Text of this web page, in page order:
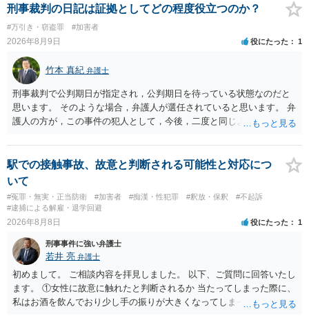
のですが，現認時に警察が臨場できる場合以外は，基本的に犯人性を
特定することができません。もちろん，常習性が顕著で，既に前科を
有していて警察に把握されていれば別ですが，そのような方は，この
ような場所に質問を掲げてくることはありません。心配・不安になる
ことはよくわかるのですが，心配・不安を感じている方は，警察に把
握されていることがありませんので，犯人性が特定されることはあり
ません。したがって，自分が犯人であるとされることはないのです。
ですから，相談者の場合は，大丈夫です。安心してください。それで
は，①～③に答えます。 ①について 腕の動き，女性への向かい方をみ
れば，酔っていて偶然の出来事か，意図的に偶然を装うように触った
のかは，わかります。触る瞬間ではなくて，触るまでの状況の方が重
要です。酔っていてふらついていたのであれば，そのときだけふらつ
いているわけではありません。腕の振り方も，そのときだけ偶然大き
くなるわけではありません。ですから，本件では，意図的だと疑われ
ることはないと思います。その雰囲気は，当たってしまった女性にも
伝わっていたのでしょう。ですから大丈夫です。なお，故意は，主観
面の話なので，防犯カメラの映像で決められることはありません。本
人の話（故意を否認する話）が実際の状況と矛盾しないかだけの話で
す。 ②について 犯人性が特定できませんから，逮捕や呼出の可能性は
ないと思います。 ③について ②がないので，③はそもそもないことが
前提なので，期間も考えなくて大丈夫です。 というわけで，本件は大
丈夫ですから，今後，同じような不安に襲われることがないように気
をつけてくださいね。それが一番大事です。
刑事裁判の日記は証拠としてどの程度役立つのか？
#万引き・窃盗罪 #加害者
2026年8月9日 役にたった 1
竹本 真紀 弁護士
刑事裁判で公判期日が指定され，公判期日を待っている状態なのだと
思います。 そのような場合，弁護人が選任されていると思います。 弁
護人の方が，この事件の犯人として，今後，二度と同じような犯罪を
いかアドバイスしてくれると思います。そして，書いた内容は，被告
人質問などで活用されることになると思います。 裁判のためだけに記
録するわけではないかもしれませんが，「裁判において証拠として利
用できる可能性があれば」と考えているのであれば，本件について証
拠も見て内容を把握している，弁護人の方と相談して書く内容を打ち
合わせて進めるのが，裁判の観点では一番効果的だと思います。 適応
状に関しての話になると思いますので，弁護人の方と相談してみまし
ょう。
駅での接触事故、故意と判断される可能性と対応につ
いて
#冤罪・無実・正当防衛 #加害者 #痴漢・性犯罪 #釈放・保釈
#不起訴
#逮捕による解雇・退学回避
2026年8月8日 役にたった 1
刑事事件に強い弁護士
若井 亮 弁護士
初めまして。 ご相談内容を拝見しました。 以下、ご質問に回答いたし
ます。 ①女性に故意に触れたと判断されるか 当たってしまった際に、
私はお酒を飲んでおり少し手の振りが大きくなってしまっていたこと